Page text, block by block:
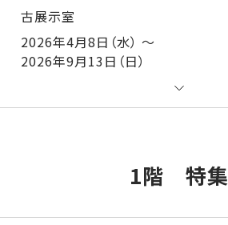
2026年4月8日（水） ～
2026年9月13日（日）
1階 特集